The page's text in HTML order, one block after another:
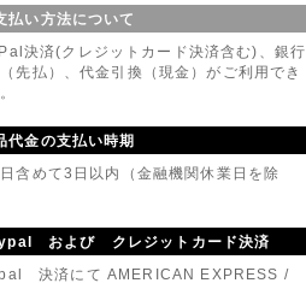
だきます。
受付けております。
業日明けの対応とさせていただきます。
。
ル致しました。
ておりますので、
払い方法について
決済(クレジットカード決済含む)、銀行
先払）、代金引換（現金）がご利用でき
代金の支払い時期
含めて3日以内（金融機関休業日を除
および クレジットカード決済
決済にて AMERICAN EXPRESS /